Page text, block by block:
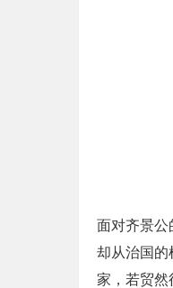
面对齐景公
却从治国的
家，若贸然